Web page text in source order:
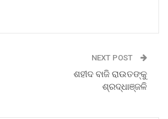
NEXT POST
ଶହୀଦ ବାଜି ରାଉତଙ୍କୁ
ଶ୍ରଦ୍ଧାଞ୍ଜଳି